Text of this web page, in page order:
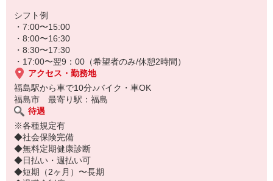
もちろん子供がいない方も穏やかに働いています★
シフト例
・7:00〜15:00
・8:00〜16:30
・8:30〜17:30
・17:00〜翌9：00（希望者のみ/休憩2時間）
アクセス・勤務地
福島駅から車で10分♪バイク・車OK
福島市 最寄り駅：福島
待遇
※各種規定有
◆社会保険完備
◆無料定期健康診断
◆日払い・週払い可
◆短期（2ヶ月）〜長期